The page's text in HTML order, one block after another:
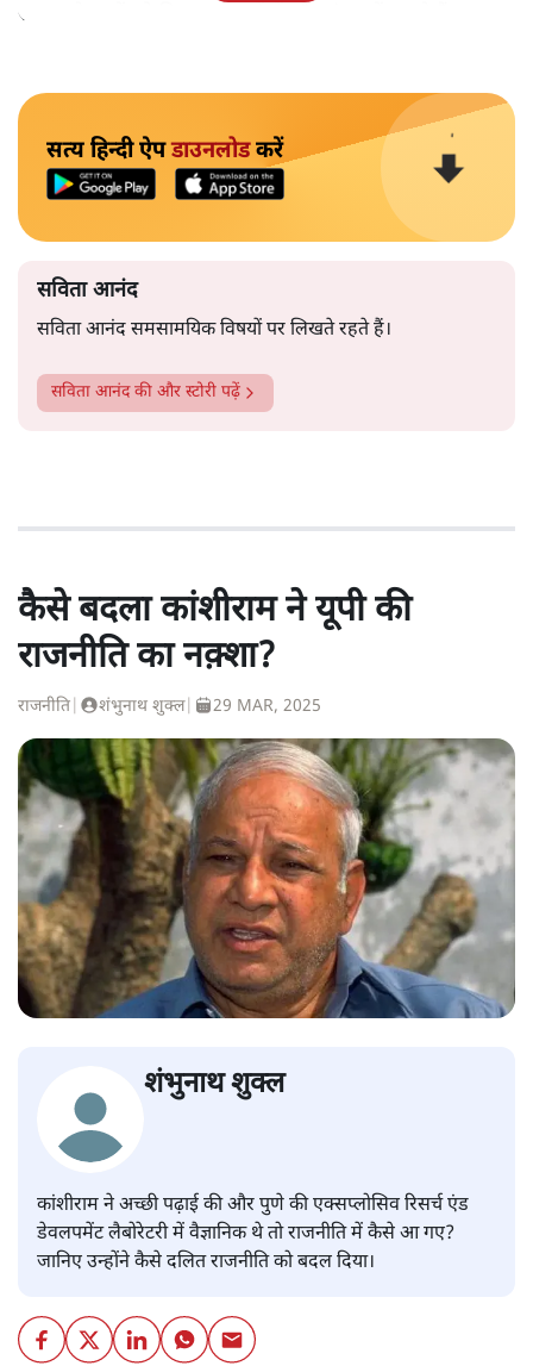
समाज के मुद्दों को विधानसभाओं में और संसद में उठाते हैं।
सत्य हिन्दी ऐपडाउनलोडकरें
सविता आनंद
सविता आनंद समसामयिक विषयों पर लिखते रहते हैं।
सविता आनंदकी और स्टोरी पढ़ें
कैसे बदला कांशीराम ने यूपी की
राजनीति का नक़्शा?
राजनीति शंभुनाथ शुक्ल| 29 MAR, 2025
शंभुनाथ शुक्ल
कांशीराम ने अच्छी पढ़ाई की और पुणे की एक्सप्लोसिव रिसर्च एंड
डेवलपमेंट लैबोरेटरी में वैज्ञानिक थे तो राजनीति में कैसे आ गए?
जानिए उन्होंने कैसे दलित राजनीति को बदल दिया।